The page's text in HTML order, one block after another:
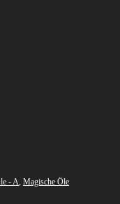
- A, Magische Öle